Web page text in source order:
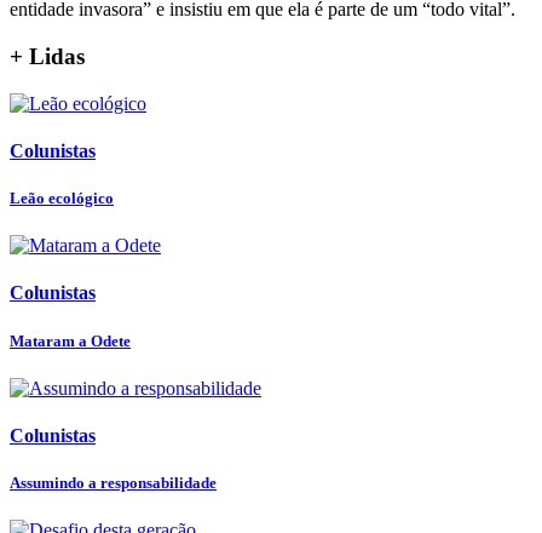
entidade invasora” e insistiu em que ela é parte de um “todo vital”.
+ Lidas
Colunistas
Leão ecológico
Colunistas
Mataram a Odete
Colunistas
Assumindo a responsabilidade